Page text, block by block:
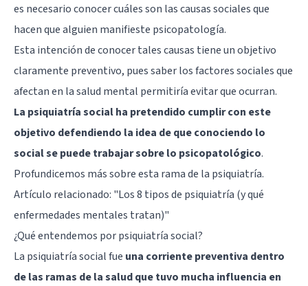
es necesario conocer cuáles son las causas sociales que
hacen que alguien manifieste psicopatología.
Esta intención de conocer tales causas tiene un objetivo
claramente preventivo, pues saber los factores sociales que
afectan en la salud mental permitiría evitar que ocurran.
La psiquiatría social ha pretendido cumplir con este
objetivo defendiendo la idea de que conociendo lo
social se puede trabajar sobre lo psicopatológico.
Profundicemos más sobre esta rama de la psiquiatría.
Artículo relacionado: "Los 8 tipos de psiquiatría (y qué
enfermedades mentales tratan)"
¿Qué entendemos por psiquiatría social?
La psiquiatría social fue una corriente preventiva dentro
de las ramas de la salud que tuvo mucha influencia en